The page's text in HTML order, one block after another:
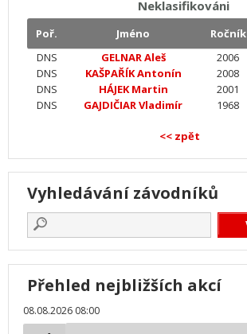
Neklasifikováni
Poř. Jméno Ročník
DNS
GELNAR Aleš
2006
DNS
KAŠPAŘÍK Antonín
2008
DNS
HÁJEK Martin
2001
DNS
GAJDIČIAR Vladimír 1968
<< zpět
Vyhledávání závodníků
Přehled nejbližších akcí
08.08.2026 08:00